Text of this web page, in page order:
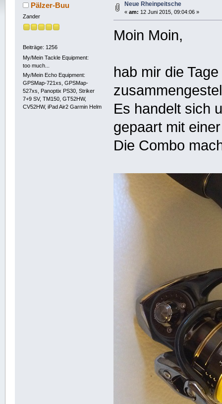
Pälzer-Buu
Zander
Beiträge: 1256
My/Mein Tackle Equipment:
too much...
My/Mein Echo Equipment:
GPSMap-721xs, GPSMap-
527xs, Panoptix PS30, Striker
7+9 SV, TM150, GT52HW,
CV52HW, iPad Air2 Garmin Helm
Neue Rheinpeitsche
« am: 12 Juni 2015, 09:04:06 »
Moin Moin,
hab mir die
Es handelt sich
gepaart mit
Die Combo